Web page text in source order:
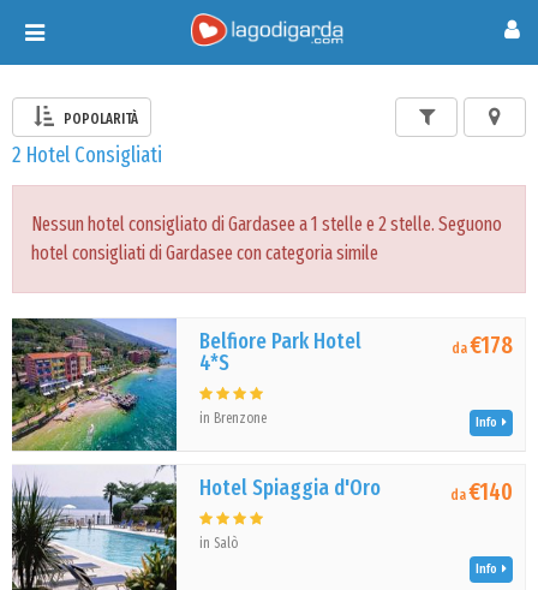
Toggle
navigation
POPOLARITÀ
2 Hotel Consigliati
Nessun hotel consigliato di Gardasee a 1 stelle e 2 stelle. Seguono
hotel consigliati di Gardasee con categoria simile
Belfiore Park Hotel
4*S
in Brenzone
da€178
Info
Hotel Spiaggia d'Oro
in Salò
da€140
Info